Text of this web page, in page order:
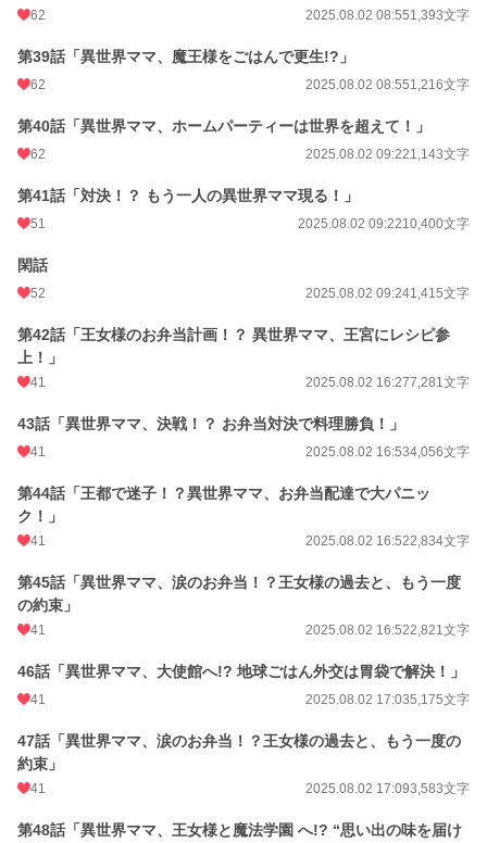
62 2025.08.02 08:551,393文字
第39話「異世界ママ、魔王様をごはんで更生!?」
62 2025.08.02 08:551,216文字
第40話「異世界ママ、ホームパーティーは世界を超えて！」
62 2025.08.02 09:221,143文字
第41話「対決！？ もう一人の異世界ママ現る！」
51 2025.08.02 09:2210,400文字
閑話
52 2025.08.02 09:241,415文字
第42話「王女様のお弁当計画！？ 異世界ママ、王宮にレシピ参
上！」
41 2025.08.02 16:277,281文字
43話「異世界ママ、決戦！？ お弁当対決で料理勝負！」
41 2025.08.02 16:534,056文字
第44話「王都で迷子！？異世界ママ、お弁当配達で大パニッ
ク！」
41 2025.08.02 16:522,834文字
第45話「異世界ママ、涙のお弁当！？王女様の過去と、もう一度
の約束」
41 2025.08.02 16:522,821文字
46話「異世界ママ、大使館へ!? 地球ごはん外交は胃袋で解決！」
41 2025.08.02 17:035,175文字
47話「異世界ママ、涙のお弁当！？王女様の過去と、もう一度の
約束」
41 2025.08.02 17:093,583文字
第48話「異世界ママ、王女様と魔法学園 へ!? “思い出の味を届け